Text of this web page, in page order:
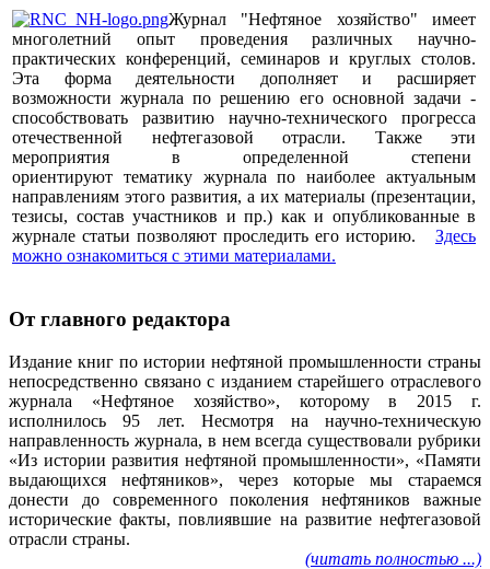
Журнал "Нефтяное хозяйство" имеет
многолетний опыт проведения различных научно-
практических конференций, семинаров и круглых столов.
Эта форма деятельности дополняет и расширяет
возможности журнала по решению его основной задачи -
способствовать развитию научно-технического прогресса
отечественной нефтегазовой отрасли. Также эти
мероприятия в определенной степени
ориентируют тематику журнала по наиболее актуальным
направлениям этого развития, а их материалы (презентации,
тезисы, состав участников и пр.) как и опубликованные в
журнале статьи позволяют проследить его историю. Здесь
можно ознакомиться с этими материалами.
От главного редактора
Издание книг по истории нефтяной промышленности страны
непосредственно связано с изданием старейшего отраслевого
журнала «Нефтяное хозяйство», которому в 2015 г.
исполнилось 95 лет. Несмотря на научно-техническую
направленность журнала, в нем всегда существовали рубрики
«Из истории развития нефтяной промышленности», «Памяти
выдающихся нефтяников», через которые мы стараемся
донести до современного поколения нефтяников важные
исторические факты, повлиявшие на развитие нефтегазовой
отрасли страны.
(читать полностью ...)